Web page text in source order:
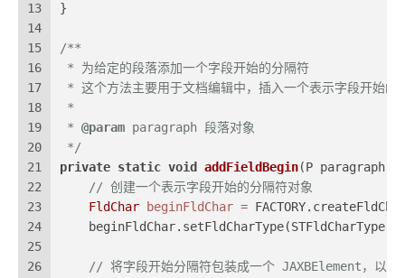
13
14
15
16
17
18
19
20
21
22
23
24
25
26
}
/**
* 为给定的段落添加一个字段开始的分隔符
* 这个方法主要用于文档编辑中，插入一个表示字段开始的
*
* @param paragraph 段落对象
*/
private static void addFieldBegin(P paragraph)
// 创建一个表示字段开始的分隔符对象
FldChar
beginFldChar =
// 将字段开始分隔符包装成一个 JAXBElement，以便